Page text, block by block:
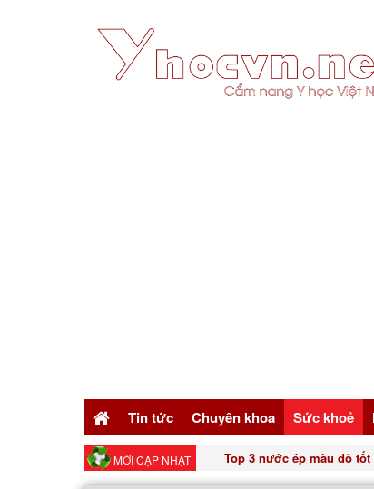
Tin tức Chuyên khoa Sức khoẻ
MỚI CẬP NHẬT Top 3 nước ép màu đỏ